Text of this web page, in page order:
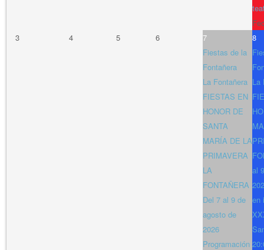
3
4 5 6
7
Fiestas de la
Fontañera
La Fontañera
FIESTAS EN
HONOR DE
SANTA
MARÍA DE LA
PRIMAVERA
LA
FONTAÑERA
Del 7 al 9 de
agosto de
2026
Programación
8
La
al
en